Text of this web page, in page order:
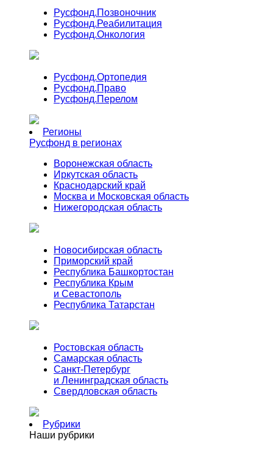
Русфонд.Позвоночник
Русфонд.Реабилитация
Русфонд.Онкология
Русфонд.Ортопедия
Русфонд.Право
Русфонд.Перелом
Регионы
Русфонд в регионах
Воронежская область
Иркутская область
Краснодарский край
Москва и Московская область
Нижегородская область
Новосибирская область
Приморский край
Республика Башкортостан
Республика Крым
и Севастополь
Республика Татарстан
Ростовская область
Самарская область
Санкт-Петербург
и Ленинградская область
Свердловская область
Рубрики
Наши рубрики